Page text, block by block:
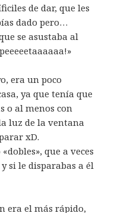
de dar, que les
dado pero…
se asustaba al
era un poco
ya que tenía que
o al menos con
luz de la ventana
xD.
que a veces
si le disparabas a él
era el más rápido,